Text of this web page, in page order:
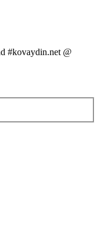
#kovaydin.net @